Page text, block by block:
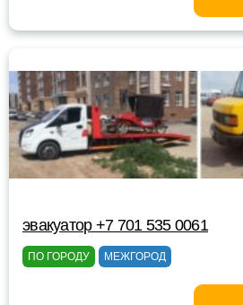
эвакуатор +7 701 535 0061
ПО ГОРОДУ МЕЖГОРОД